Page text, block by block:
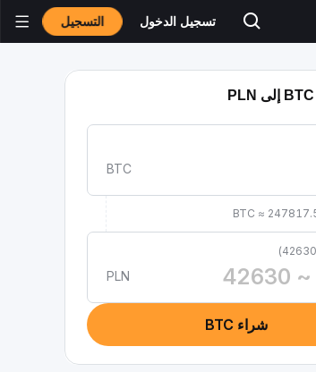
تسجيل الدخول التسجيل
BTC
PLN
شراء BTC